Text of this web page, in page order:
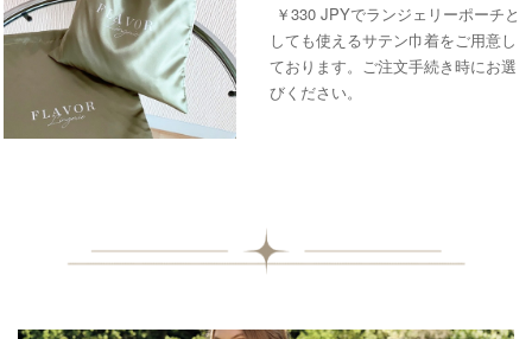
￥330 JPYでランジェリーポーチと
しても使えるサテン巾着をご用意し
ております。ご注文手続き時にお選
びください。